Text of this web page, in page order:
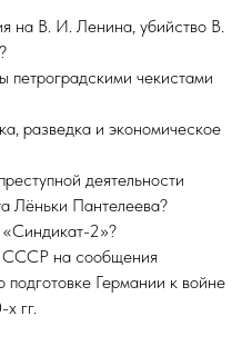
на В. И. Ленина, убийство В.
петроградскими чекистами
разведка и экономическое
деятельности
Лёньки Пантелеева?
«Синдикат-2»?
СССР на сообщения
Германии к войне
гг.